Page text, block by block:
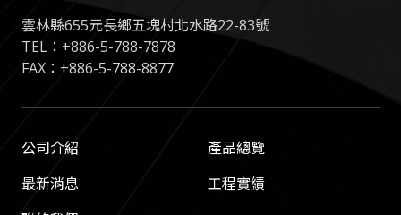
公司介紹
產品總覽
最新消息
工程實績
雲林縣655元長鄉五塊村北水路22-83號
TEL： +886-5-788-7878
FAX：+886-5-788-8877